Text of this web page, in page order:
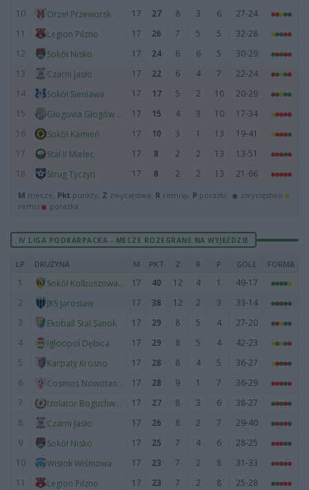
10 Orzeł Przeworsk 17 27 8 3 6
27-24
11
Legion Pilzno 17 26 7 5 5
32-28
12
Sokół Nisko 17 24 6 6 5
30-29
13
Czarni Jasło 17 22 6 4 7
22-24
14
Sokół Sieniawa 17 17 5 2 10
20-29
15
Głogovia Głogów Małopolski 17 15 4 3 10
17-34
16
Sokół Kamień 17 10 3 1 13
19-41
17
Stal II Mielec 17 8 2 2 13
13-51
18
Strug Tyczyn 17 8 2 2 13 21-66
M mecze, Pkt punkty, Z zwycięstwa, R remisy, P porażki ·
zwycięstwo
remis
porażka
IV LIGA PODKARPACKA - MECZE ROZEGRANE NA WYJEŹDZIE
LP DRUŻYNA M PKT Z R P GOLE FORMA
1 Sokół Kolbuszowa Dolna 17 40 12 4 1
49-17
2
JKS Jarosław 17 38 12 2 3
33-14
3
Ekoball Stal Sanok 17 29 8 5 4
27-20
4
Igloopol Dębica 17 29 8 5 4
42-23
5
Karpaty Krosno 17 28 8 4 5
36-27
6
Cosmos Nowotaniec 17 28 9 1 7
36-29
7
Izolator Boguchwała 17 27 8 3 6
38-27
8
Czarni Jasło 17 26 8 2 7
29-40
9
Sokół Nisko 17 25 7 4 6
28-25
10
Wisłok Wiśniowa 17 23 7 2 8
31-33
11
Legion Pilzno 17 23 7 2 8
25-28